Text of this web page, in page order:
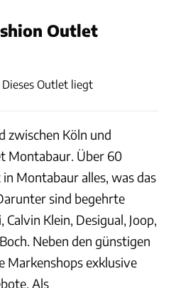
Outlet
Outlet liegt
zwischen Köln und
Montabaur. Über 60
Montabaur alles, was das
sind begehrte
Klein, Desigual, Joop,
Neben den günstigen
Markenshops exklusive
Als